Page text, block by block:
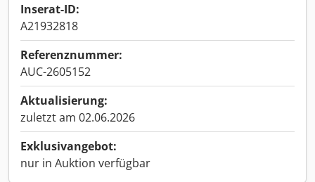
Inserat-ID:
A21932818
Referenznummer:
AUC-2605152
Aktualisierung:
zuletzt am 02.06.2026
Exklusivangebot:
nur in Auktion verfügbar